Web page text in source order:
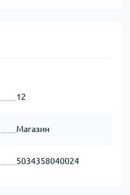
12
Магазин
5034358040024